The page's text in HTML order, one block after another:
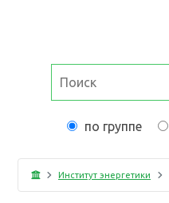
по группе
Институт энергетики